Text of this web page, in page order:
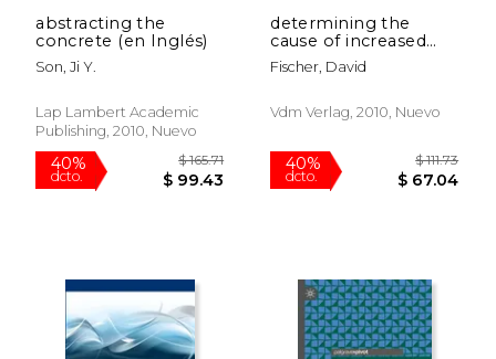
40% $ 165.71 40%
abstracting the
concrete (en Inglés)
Son, Ji Y.
Lap Lambert Academic
Publishing, 2010, Nuevo
determining the
cause of increased
neurogenesis in
dominant rodents (en
Fischer, David
Vdm Verlag, 2010, Nuevo